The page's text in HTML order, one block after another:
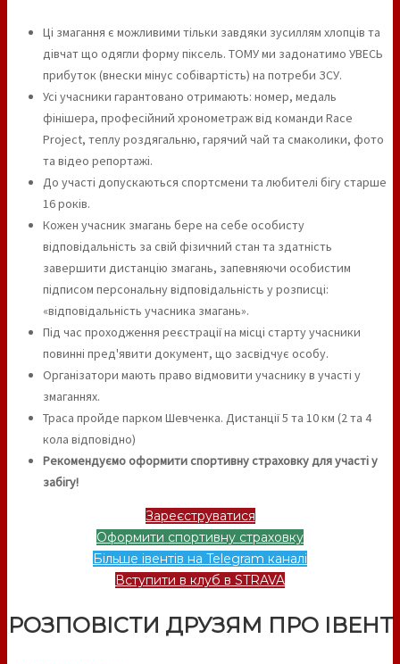
Ці змагання є можливими тільки завдяки зусиллям хлопців та
дівчат що одягли форму піксель. ТОМУ ми задонатимо УВЕСЬ
прибуток (внески мінус собівартість) на потреби ЗСУ.
Усі учасники гарантовано отримають: номер, медаль
фінішера, професійний хронометраж від команди Race
Project, теплу роздягальню, гарячий чай та смаколики, фото
та відео репортажі.
До участі допускаються спортсмени та любителі бігу старше
16 років.
Кожен учасник змагань бере на себе особисту
відповідальність за свій фізичний стан та здатність
завершити дистанцію змагань, запевняючи особистим
підписом персональну відповідальність у розписці:
«відповідальність учасника змагань».
Під час проходження реєстрації на місці старту учасники
повинні пред'явити документ, що засвідчує особу.
Організатори мають право відмовити учаснику в участі у
змаганнях.
Траса пройде парком Шевченка. Дистанції 5 та 10 км (2 та 4
кола відповідно)
Рекомендуємо оформити спортивну страховку для участі у
забігу!
Зареєструватися
Оформити спортивну страховку
Більше івентів на Telegram каналі
Вступити в клуб в STRAVA
РОЗПОВІСТИ ДРУЗЯМ ПРО ІВЕНТ